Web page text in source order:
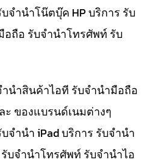
จำนำโน๊ตบุ๊ค HP บริการ รับ
ถือ รับจำนำโทรศัพท์ รับ
ำนำสินค้าไอที รับจำนำมือถือ
ของแบรนด์เนมต่างๆ
จำนำ iPad บริการ รับจำนำ
บจำนำโทรศัพท์ รับจำนำไอ